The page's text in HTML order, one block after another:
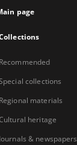
page
Recommended
collections
Regional materials
heritage
Journals & newspapers